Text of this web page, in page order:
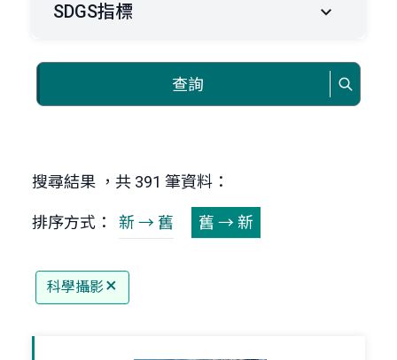
SDGS指標
查詢
搜尋結果 ，共 391 筆資料：
排序方式： 新 → 舊 舊 → 新
科學攝影